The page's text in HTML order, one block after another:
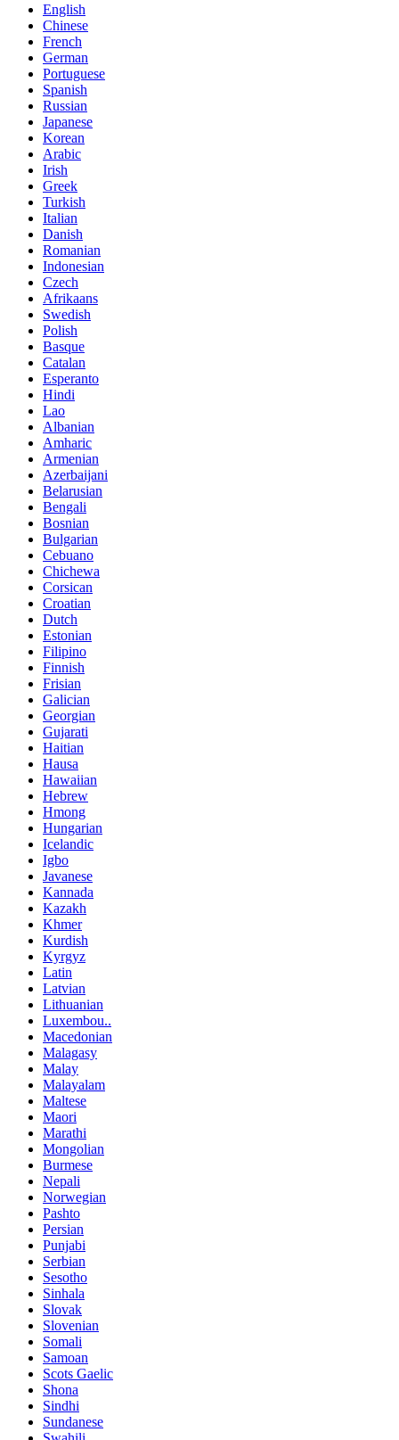
English
Chinese
French
German
Portuguese
Spanish
Russian
Japanese
Korean
Arabic
Irish
Greek
Turkish
Italian
Danish
Romanian
Indonesian
Czech
Afrikaans
Swedish
Polish
Basque
Catalan
Esperanto
Hindi
Lao
Albanian
Amharic
Armenian
Azerbaijani
Belarusian
Bengali
Bosnian
Bulgarian
Cebuano
Chichewa
Corsican
Croatian
Dutch
Estonian
Filipino
Finnish
Frisian
Galician
Georgian
Gujarati
Haitian
Hausa
Hawaiian
Hebrew
Hmong
Hungarian
Icelandic
Igbo
Javanese
Kannada
Kazakh
Khmer
Kurdish
Kyrgyz
Latin
Latvian
Lithuanian
Luxembou..
Macedonian
Malagasy
Malay
Malayalam
Maltese
Maori
Marathi
Mongolian
Burmese
Nepali
Norwegian
Pashto
Persian
Punjabi
Serbian
Sesotho
Sinhala
Slovak
Slovenian
Somali
Samoan
Scots Gaelic
Shona
Sindhi
Sundanese